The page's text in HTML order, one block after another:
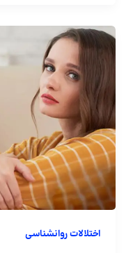
اختلالات روانشناسی